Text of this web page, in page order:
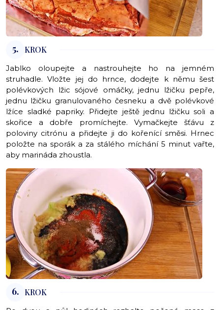
5. KROK
Jablko oloupejte a nastrouhejte ho na jemném
struhadle. Vložte jej do hrnce, dodejte k němu šest
polévkových lžic sójové omáčky, jednu lžičku pepře,
jednu lžičku granulovaného česneku a dvě polévkové
lžíce sladké papriky. Přidejte ještě jednu lžičku soli a
skořice a dobře promíchejte. Vymačkejte šťávu z
poloviny citrónu a přidejte ji do kořenící směsi. Hrnec
položte na sporák a za stálého míchání 5 minut vařte,
aby marináda zhoustla.
6. KROK